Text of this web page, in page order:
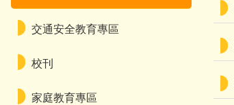
交通安全教育專區
校刊
家庭教育專區